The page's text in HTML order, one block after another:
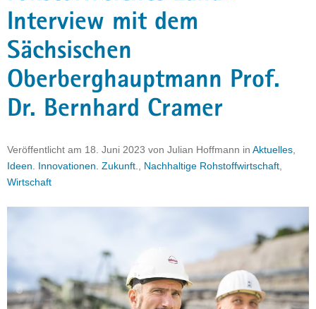
e
f
n
d
e
a
v
i
Interview mit dem
Sächsischen
Oberberghauptmann Prof.
Dr. Bernhard Cramer
Veröffentlicht am 18. Juni 2023 von Julian Hoffmann in Aktuelles
Ideen. Innovationen. Zukunft.
Nachhaltige Rohstoffwirtschaft
Wirtschaft